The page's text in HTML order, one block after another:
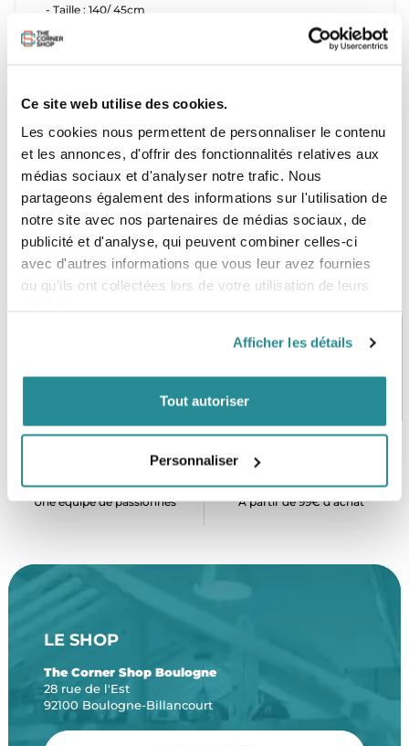
Ce site web utilise des cookies.
Les cookies nous permettent de personnaliser le contenu
et les annonces, d'offrir des fonctionnalités relatives aux
médias sociaux et d'analyser notre trafic. Nous
partageons également des informations sur l'utilisation de
notre site avec nos partenaires de médias sociaux, de
publicité et d'analyse, qui peuvent combiner celles-ci
avec d'autres informations que vous leur avez fournies
ou qu'ils ont collectées lors de votre utilisation de leurs
Afficher les détails
Tout autoriser
Personnaliser
- Taille : 140/ 45cm
État de la planche : Excellent
Planche livrée avec ailerons
PAIEMENT SÉCURISÉ
CB, VISA, Mastercard, ALMA
STOCK EN TEMPS RÉEL
Plus de 5000 produits en stock
SERVICE CLIENT
Une équipe de passionnés
FRAIS DE PORT OFFERTS
À partir de 99€ d’achat*
LE SHOP
The Corner Shop Boulogne
28 rue de l'Est
92100 Boulogne-Billancourt